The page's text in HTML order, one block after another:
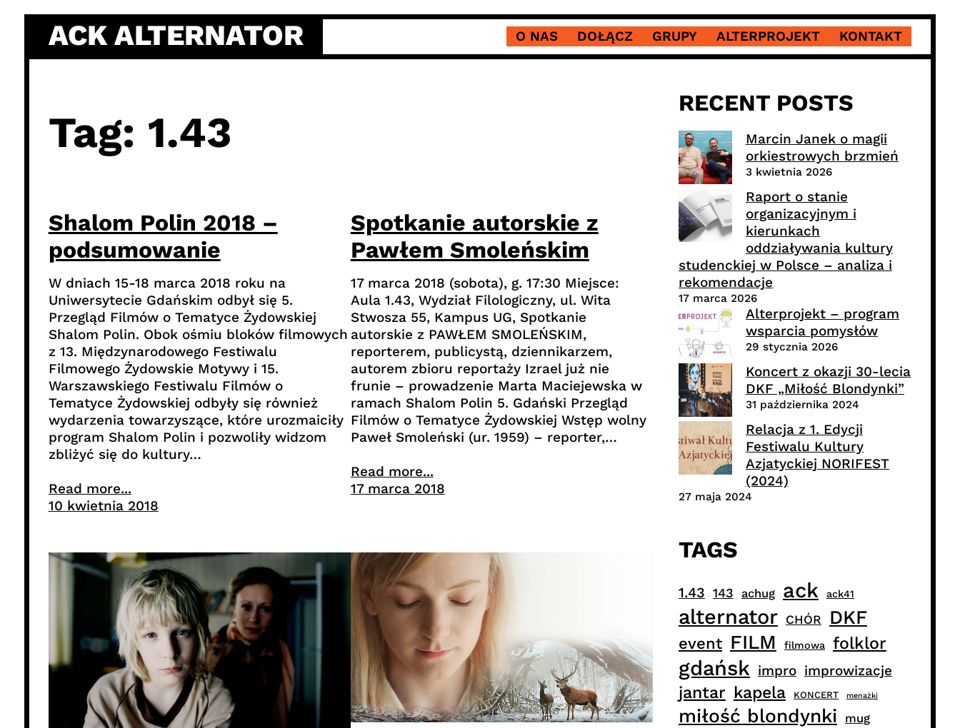
content
ACK ALTERNATOR O NAS DOŁĄCZ GRUPY ALTERPROJEKT KONTAKT
Tag: 1.43
Shalom Polin 2018 –
podsumowanie
W dniach 15-18 marca 2018 roku na
Uniwersytecie Gdańskim odbył się 5.
Przegląd Filmów o Tematyce Żydowskiej
Shalom Polin. Obok ośmiu bloków filmowych
z 13. Międzynarodowego Festiwalu
Filmowego Żydowskie Motywy i 15.
Warszawskiego Festiwalu Filmów o
Tematyce Żydowskiej odbyły się również
wydarzenia towarzyszące, które urozmaiciły
program Shalom Polin i pozwoliły widzom
zbliżyć się do kultury…
Read more...
10 kwietnia 2018
Spotkanie autorskie z
Pawłem Smoleńskim
17 marca 2018 (sobota), g. 17:30 Miejsce:
Aula 1.43, Wydział Filologiczny, ul. Wita
Stwosza 55, Kampus UG, Spotkanie
autorskie z PAWŁEM SMOLEŃSKIM,
reporterem, publicystą, dziennikarzem,
autorem zbioru reportaży Izrael już nie
frunie – prowadzenie Marta Maciejewska w
ramach Shalom Polin 5. Gdański Przegląd
Filmów o Tematyce Żydowskiej Wstęp wolny
Paweł Smoleński (ur. 1959) – reporter,…
Read more...
17 marca 2018
RECENT POSTS
Marcin Janek o magii
orkiestrowych brzmień
3 kwietnia 2026
Raport o stanie
organizacyjnym i
kierunkach
oddziaływania kultury
studenckiej w Polsce – analiza i
rekomendacje
17 marca 2026
Alterprojekt – program
wsparcia pomysłów
29 stycznia 2026
Koncert z okazji 30-lecia
DKF „Miłość Blondynki”
31 października 2024
Relacja z 1. Edycji
Festiwalu Kultury
Azjatyckiej NORIFEST
(2024)
27 maja 2024
TAGS
1.43 143 achug ack ack41
alternator CHÓR DKF
event FILM filmowa folklor
gdańsk impro improwizacje
jantar kapela KONCERT menażki
miłość blondynki mug